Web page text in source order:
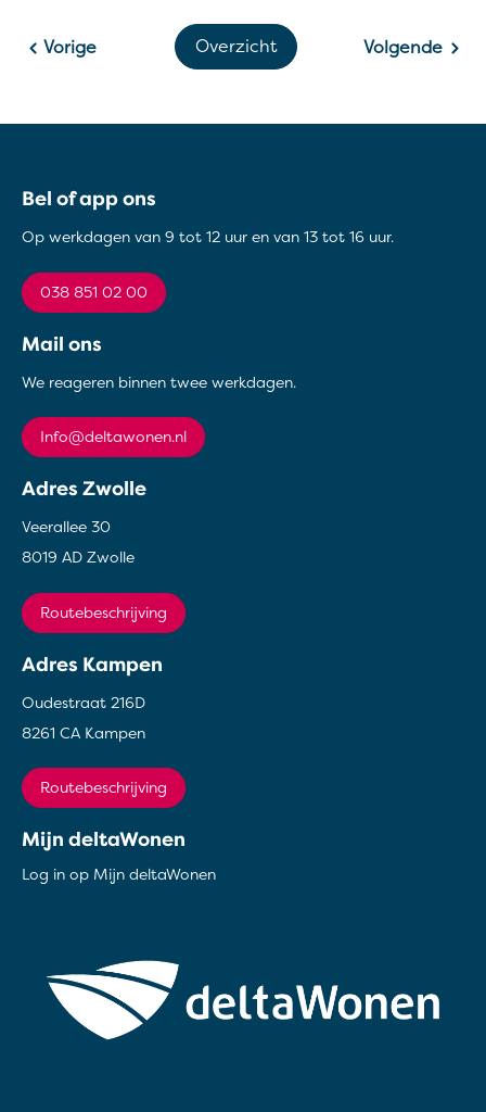
Volgende
Overzicht
Vorige
Contactinformatie
Bel of app ons
Op werkdagen van 9 tot 12 uur en van 13 tot 16 uur.
038 851 02 00
Mail ons
We reageren binnen twee werkdagen.
info@deltawonen.nl
Adres Zwolle
Veerallee 30
8019 AD Zwolle
Routebeschrijving
Adres Kampen
Oudestraat 216D
8261 CA Kampen
Routebeschrijving
Mijn deltaWonen
Log in op Mijn deltaWonen